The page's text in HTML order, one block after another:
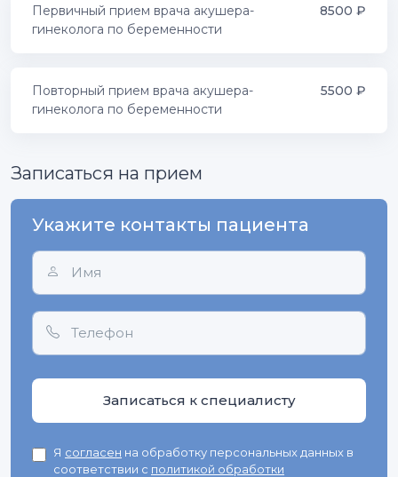
Первичный прием врача акушера-
гинеколога по беременности
8500 ₽
Повторный прием врача акушера-
гинеколога по беременности
5500 ₽
Записаться на прием
Укажите контакты пациента
Записаться к специалисту
Я согласен на обработку персональных данных в
соответствии с политикой обработки